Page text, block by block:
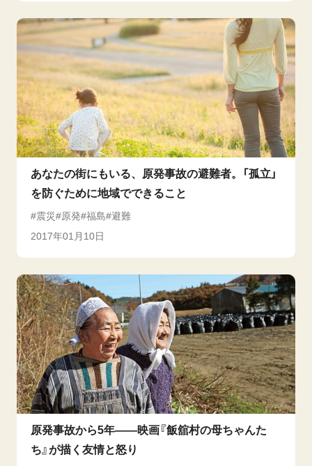
あなたの街にもいる、原発事故の避難者。「孤立」
を防ぐために地域でできること
震災 原発 福島
避難
2017年01月10日
原発事故から5年――映画『飯舘村の母ちゃんた
ち』が描く友情と怒り